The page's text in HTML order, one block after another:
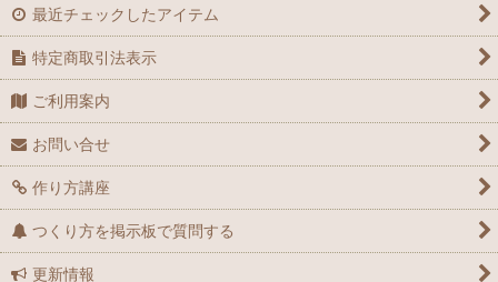
最近チェックしたアイテム
特定商取引法表示
ご利用案内
お問い合せ
作り方講座
つくり方を掲示板で質問する
更新情報